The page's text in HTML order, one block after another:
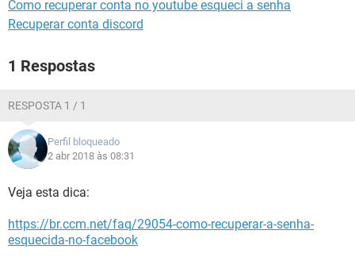
Como recuperar conta no youtube esqueci a senha
Recuperar conta discord
1 Respostas
RESPOSTA 1 / 1
Perfil bloqueado
2 abr 2018 às 08:31
Veja esta dica:
https://br.ccm.net/faq/29054-como-recuperar-a-senha-
esquecida-no-facebook